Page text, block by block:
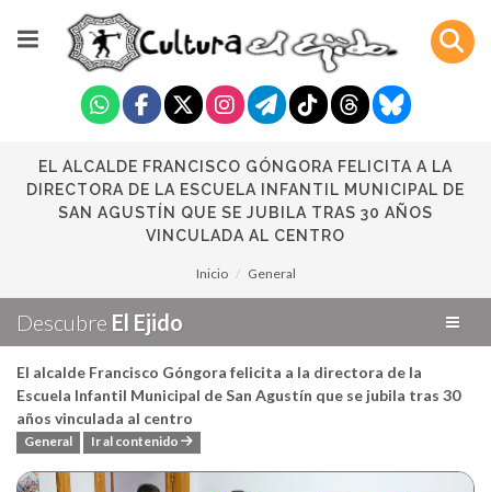
EL ALCALDE FRANCISCO GÓNGORA FELICITA A LA
DIRECTORA DE LA ESCUELA INFANTIL MUNICIPAL DE
SAN AGUSTÍN QUE SE JUBILA TRAS 30 AÑOS
VINCULADA AL CENTRO
Inicio General
Descubre El Ejido
El alcalde Francisco Góngora felicita a la directora de la
Escuela Infantil Municipal de San Agustín que se jubila tras 30
años vinculada al centro
General Ir al contenido